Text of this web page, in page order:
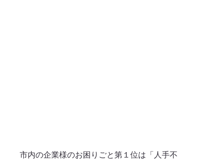
市内の企業様のお困りごと第１位は「人手不